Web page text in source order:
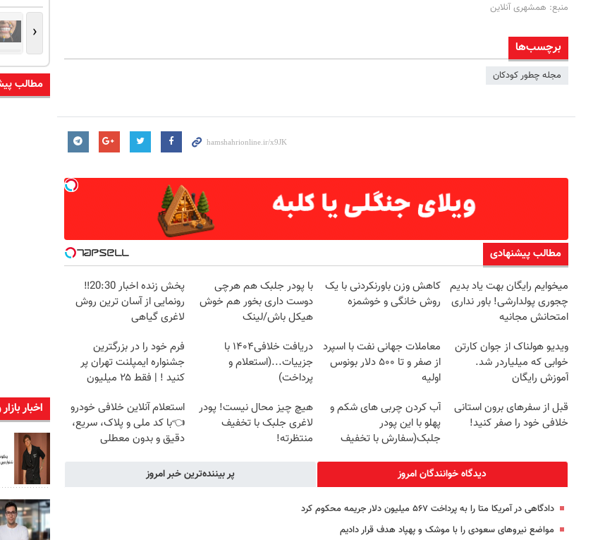
منبع: همشهری آنلاین
برچسب‌ها
مجله چطور کودکان
مطالب پیشنهادی
میخوایم رایگان بهت یاد بدیم
چجوری پولدارشی! باور نداری
امتحانش مجانیه
کاهش وزن باورنکردنی با یک
روش خانگی و خوشمزه
با پودر جلبک هم هرچی
دوست داری بخور هم خوش
هیکل باش/لینک
پخش زنده اخبار 20:30‼️
رونمایی از آسان ترین روش
لاغری گیاهی
ویدیو هولناک از جوان کارتن
خوابی که میلیاردر شد.
آموزش رایگان
معاملات جهانی نفت با اسپرد
از صفر و تا ۵۰۰ دلار بونوس
اولیه
دریافت خلافی۱۴۰۴ با
جزییات...(استعلام و
پرداخت)
فرم خود را در بزرگترین
جشنواره ایمپلنت تهران پر
کنید ! | فقط ۲۵ میلیون
قبل از سفرهای برون استانی
خلافی خود را صفر کنید!
آب کردن چربی های شکم و
پهلو با این پودر
جلبک(سفارش با تخفیف
هیچ چیز محال نیست! پودر
لاغری جلبک با تخفیف
منتظرته!
استعلام آنلاین خلافی خودرو
👈با کد ملی و پلاک، سریع،
دقیق و بدون معطلی
دیدگاه خوانندگان امروز پر بیننده‌ترین خبر امروز
دادگاهی در آمریکا متا را به پرداخت ۵۶۷ میلیون دلار جریمه محکوم کرد
مواضع نیروهای سعودی را با موشک و پهپاد هدف قرار دادیم
‹
مطالب
اخبار